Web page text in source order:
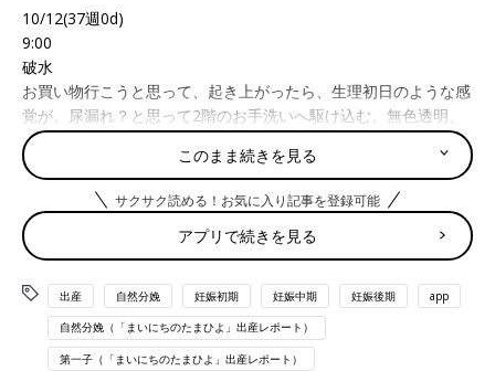
10/12(37週0d)
9:00
破水
お買い物行こうと思って、起き上がったら、生理初日のような感
覚が。尿漏れ？と思って2階のお手洗いへ駆け込む。無色透明、
無臭でよくわかんないやと思って、とりあえず1階におりたら足
を伝う水が。これダメなやつだと思い、お手洗い行ってナプキン
つけて、足だけシャワーして、夫と親と病院に連絡。破水なら即
入院なので、入院準備して来てくださいとのこと。
そこから荷物まとめるのに1時間かかった。ちゃんと準備しとか
ないとだめね。
11:00
破水確定&入院決定 子宮口1cm
入院したけど、体調はなんともなし。
このまま続きを見る
サクサク読める！お気に入り記事を登録可能
アプリで続きを見る
出産 自然分娩 妊娠初期 妊娠中期 妊娠後期 app
自然分娩（「まいにちのたまひよ」出産レポート）
第一子（「まいにちのたまひよ」出産レポート）